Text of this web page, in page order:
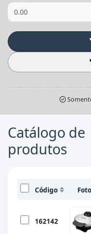
Catálogo de
produtos
Código Foto
162142